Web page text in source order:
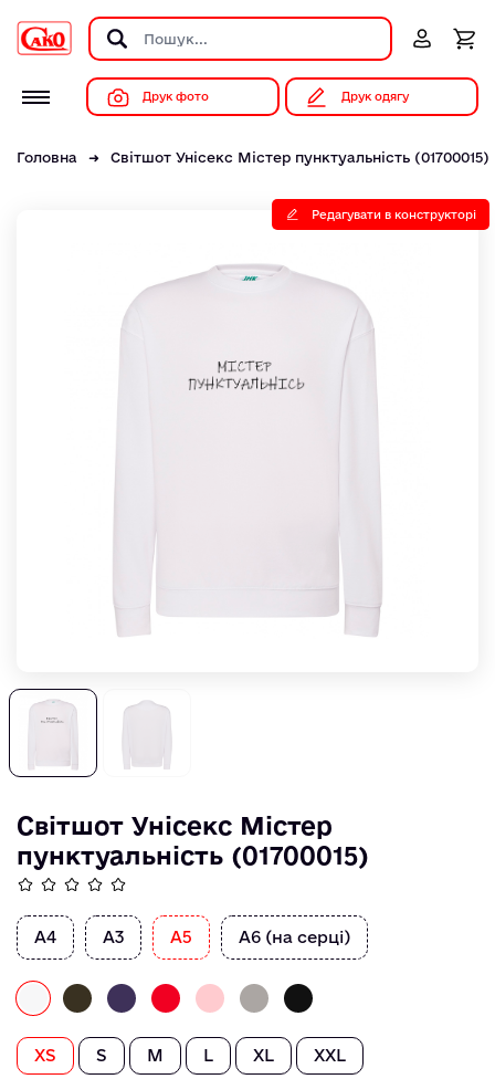
Друк фото Друк одягу
Головна Світшот Унісекс Мiстер пунктуальнiсть (01700015)
Редагувати в конструкторі
Світшот Унісекс Мiстер
пунктуальнiсть (01700015)
А4 А3 А5 А6 (на серці)
XS S M L XL XXL